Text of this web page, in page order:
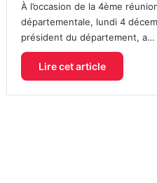
À l’occasion de la 4ème
départementale, lundi 4
président du département, a…
Lire cet article